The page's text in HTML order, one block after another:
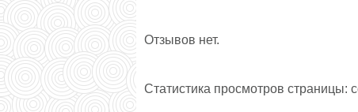
Отзывов нет.
Статистика просмотров страницы: